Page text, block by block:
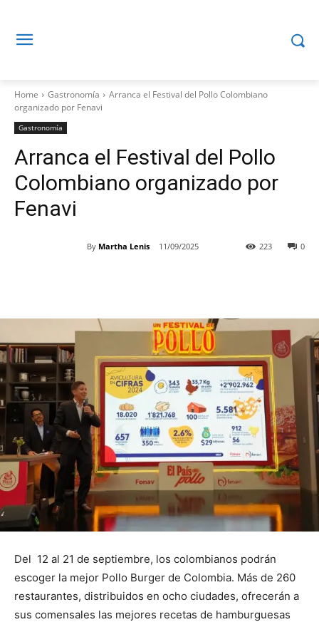
Home Gastronomía
Arranca el Festival del Pollo Colombiano
organizado por Fenavi
Gastronomía
Arranca el Festival del Pollo
Colombiano organizado por
Fenavi
By Martha Lenis 11/09/2025 0
223
Del 12 al 21 de septiembre, los colombianos podrán
escoger la mejor Pollo Burger de Colombia. Más de 260
restaurantes, distribuidos en ocho ciudades, ofrecerán a
sus comensales las mejores recetas de hamburguesas